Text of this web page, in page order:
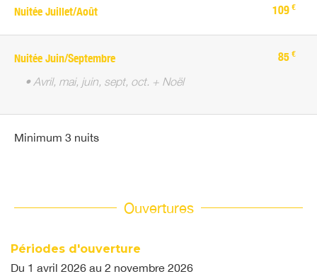
Nuitée Juillet/Août 109 €
Nuitée Juin/Septembre 85 €
• Avril, mai, juin, sept, oct. + Noël
Minimum 3 nuits
Ouvertures
Périodes d'ouverture
Du 1 avril 2026 au 2 novembre 2026